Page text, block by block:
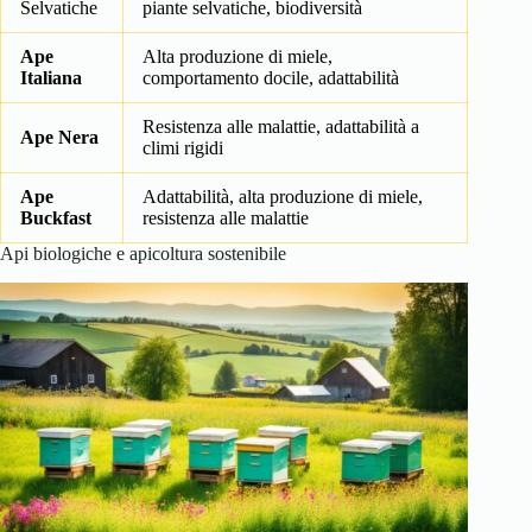
Selvatiche piante selvatiche, biodiversità
Ape
Italiana
Alta produzione di miele,
comportamento docile, adattabilità
Ape Nera
Resistenza alle malattie, adattabilità a
climi rigidi
Ape
Buckfast
Adattabilità, alta produzione di miele,
resistenza alle malattie
Api biologiche e apicoltura sostenibile